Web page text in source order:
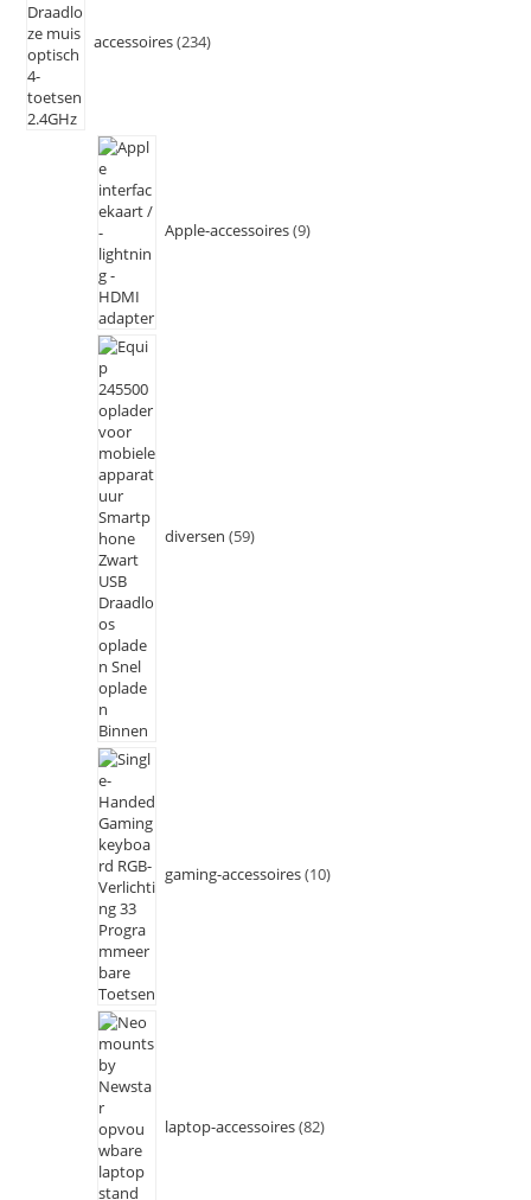
accessoires 234
Apple-accessoires 9
diversen 59
gaming-accessoires 10
laptop-accessoires 82